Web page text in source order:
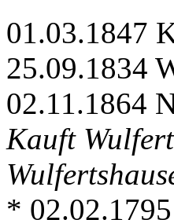
01.03.1847
25.09.1834
02.11.1864
Kauft
*